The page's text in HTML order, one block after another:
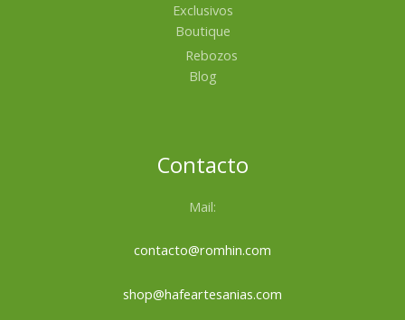
Exclusivos
Boutique
Rebozos
Blog
Contacto
Mail:
contacto@romhin.com
shop@hafeartesanias.com